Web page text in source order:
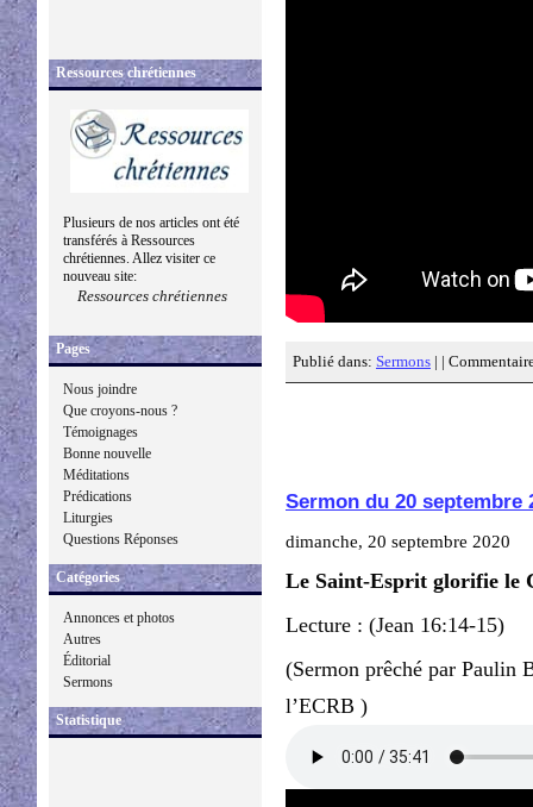
Ressources chrétiennes
Plusieurs de nos articles ont été
transférés à Ressources
chrétiennes. Allez visiter ce
nouveau site:
Ressources chrétiennes
Pages
Nous joindre
Que croyons-nous ?
Témoignages
Bonne nouvelle
Méditations
Prédications
Liturgies
Questions Réponses
Catégories
Annonces et photos
Autres
Éditorial
Sermons
Statistique
Publié dans: Sermons | |
Sermon du 20 septembre
dimanche, 20 septembre 2020
Le Saint-Esprit glorifie le
Lecture : (Jean 16:14-15)
(Sermon prêché par Paulin
l’ECRB )